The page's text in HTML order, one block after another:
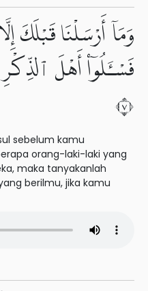
وَمَآ أَرْسَلْنَا قَبْلَكَ
فَسْـَٔلُوٓا۟ أَهْلَ
٧
sebelum kamu
orang-laki-laki yang
maka tanyakanlah
berilmu, jika kamu